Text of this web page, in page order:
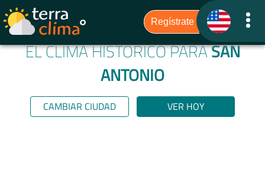
EL CLIMA HISTÓRICO PARASAN
ANTONIO
CAMBIAR CIUDAD VER HOY